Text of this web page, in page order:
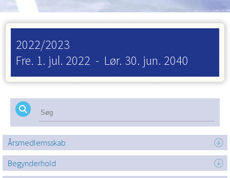
2022/2023
Fre. 1. jul. 2022 - Lør. 30. jun. 2040
Årsmedlemsskab
Begynderhold